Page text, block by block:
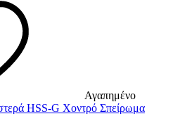
Αγαπημένο
HSS-G Χοντρό Σπείρωμα